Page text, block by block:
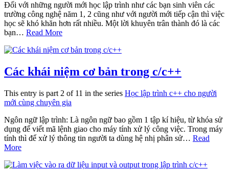
Đối với những người mới học lập trình như các bạn sinh viên các
trường công nghệ năm 1, 2 cũng như với người mới tiếp cận thì việc
học sẽ khó khăn hơn rất nhiều. Một lời khuyên trân thành đó là các
bạn… Read More
Các khái niệm cơ bản trong c/c++
This entry is part 2 of 11 in the series Học lập trình c++ cho người
mới cùng chuyên gia
Ngôn ngữ lập trình: Là ngôn ngữ bao gồm 1 tập kí hiệu, từ khóa sử
dụng để viết mã lệnh giao cho máy tính xử lý công việc. Trong máy
tính thì để xử lý thông tin người ta dùng hệ nhị phân sử… Read
More